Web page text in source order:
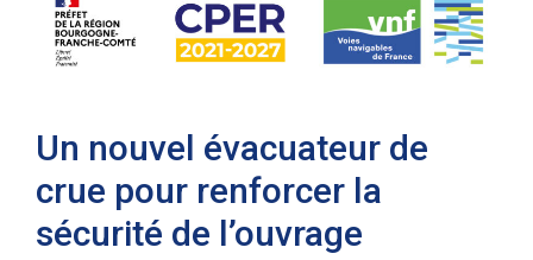
Un nouvel évacuateur de
crue pour renforcer la
sécurité de l’ouvrage